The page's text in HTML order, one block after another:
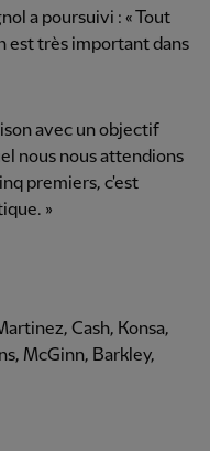
a poursuivi : « Tout
est très important dans
avec un objectif
nous nous attendions
premiers, c'est
»
Cash, Konsa,
McGinn, Barkley,